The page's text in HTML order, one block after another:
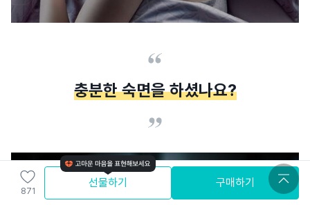
충분한 숙면을 하셨나요?
871
선물하기 구매하기